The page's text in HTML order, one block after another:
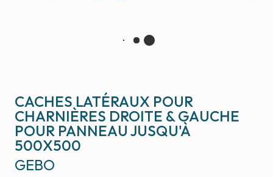
CACHES LATÉRAUX POUR
CHARNIÈRES DROITE & GAUCHE
POUR PANNEAU JUSQU'À
500X500
GEBO